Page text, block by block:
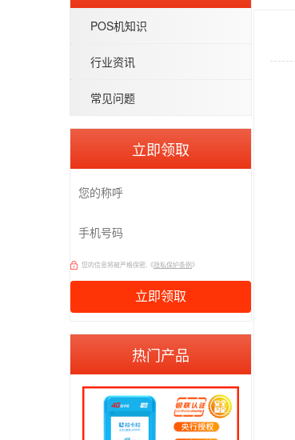
POS机知识
行业资讯
常见问题
立即领取
您的信息将被严格保密,《隐私保护条例》
热门产品